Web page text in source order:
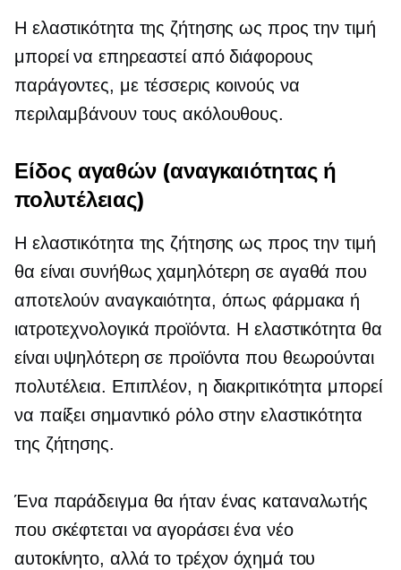
Η ελαστικότητα της ζήτησης ως προς την τιμή
μπορεί να επηρεαστεί από διάφορους
παράγοντες, με τέσσερις κοινούς να
περιλαμβάνουν τους ακόλουθους.
Είδος αγαθών (αναγκαιότητας ή
πολυτέλειας)
Η ελαστικότητα της ζήτησης ως προς την τιμή
θα είναι συνήθως χαμηλότερη σε αγαθά που
αποτελούν αναγκαιότητα, όπως φάρμακα ή
ιατροτεχνολογικά προϊόντα. Η ελαστικότητα θα
είναι υψηλότερη σε προϊόντα που θεωρούνται
πολυτέλεια. Επιπλέον, η διακριτικότητα μπορεί
να παίξει σημαντικό ρόλο στην ελαστικότητα
της ζήτησης.
Ένα παράδειγμα θα ήταν ένας καταναλωτής
που σκέφτεται να αγοράσει ένα νέο
αυτοκίνητο, αλλά το τρέχον όχημά του